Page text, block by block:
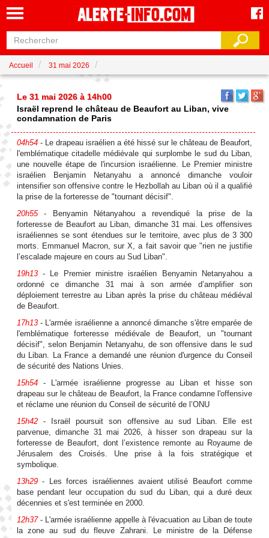
Accueil 31 mai 2026
Le 31 mai 2026 à 14h00
Israël reprend le château de Beaufort au Liban, vive
condamnation de Paris
04h54- Le drapeau israélien a été hissé sur le château de Beaufort,
l'emblématique citadelle médiévale qui surplombe le sud du Liban,
une nouvelle étape de l'incursion israélienne. Le Premier ministre
israélien Benjamin Netanyahu a annoncé dimanche vouloir
intensifier son offensive contre le Hezbollah au Liban où il a qualifié
la prise de la forteresse de "tournant décisif".
20h55- Benyamin Nétanyahou a revendiqué la prise de la
forteresse de Beaufort au Liban, dimanche 31 mai. Les offensives
israéliennes se sont étendues sur le territoire, avec plus de 3 300
morts. Emmanuel Macron, sur X, a fait savoir que "rien ne justifie
l’escalade majeure en cours au Sud Liban".
19h13- Le Premier ministre israélien ⁠Benyamin Netanyahou a
ordonné ce dimanche 31 mai à son armée d’amplifier son
déploiement terrestre au ⁠Liban après la prise du château médiéval
de Beaufort.
17h13- L'armée israélienne a annoncé dimanche s'être emparée de
l'emblématique forteresse médiévale de Beaufort, un "tournant
décisif", selon Benjamin Netanyahu, de son offensive dans le sud
du Liban. La France a demandé une réunion d'urgence du Conseil
de sécurité des Nations Unies.
15h54- L'armée israélienne progresse au Liban et hisse son
drapeau sur le château de Beaufort, la France condamne l'offensive
et réclame une réunion du Conseil de sécurité de l’ONU
15h42- Israël poursuit son offensive au sud Liban. Elle est
parvenue, dimanche 31 mai 2026, à hisser son drapeau sur la
forteresse de Beaufort, dont l’existence remonte au Royaume de
Jérusalem des Croisés. Une prise à la fois stratégique et
symbolique.
13h29- Les forces israéliennes avaient utilisé Beaufort comme
base pendant leur occupation du sud du Liban, qui a duré deux
décennies et s'est terminée en 2000.
12h37- L'armée israélienne appelle à l'évacuation au Liban de toute
la zone au sud du fleuve Zahrani. Le ministre de la Défense